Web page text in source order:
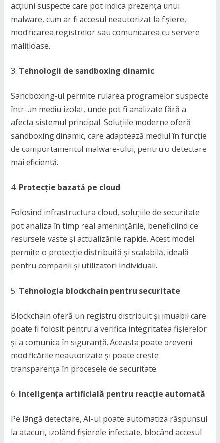
acțiuni suspecte care pot indica prezența unui
malware, cum ar fi accesul neautorizat la fișiere,
modificarea registrelor sau comunicarea cu servere
malițioase.
Tehnologii de sandboxing dinamic
Sandboxing-ul permite rularea programelor suspecte
într-un mediu izolat, unde pot fi analizate fără a
afecta sistemul principal. Soluțiile moderne oferă
sandboxing dinamic, care adaptează mediul în funcție
de comportamentul malware-ului, pentru o detectare
mai eficientă.
Protecție bazată pe cloud
Folosind infrastructura cloud, soluțiile de securitate
pot analiza în timp real amenințările, beneficiind de
resursele vaste și actualizările rapide. Acest model
permite o protecție distribuită și scalabilă, ideală
pentru companii și utilizatori individuali.
Tehnologia blockchain pentru securitate
Blockchain oferă un registru distribuit și imuabil care
poate fi folosit pentru a verifica integritatea fișierelor
și a comunica în siguranță. Aceasta poate preveni
modificările neautorizate și poate crește
transparența în procesele de securitate.
Inteligența artificială pentru reacție automată
Pe lângă detectare, AI-ul poate automatiza răspunsul
la atacuri, izolând fișierele infectate, blocând accesul